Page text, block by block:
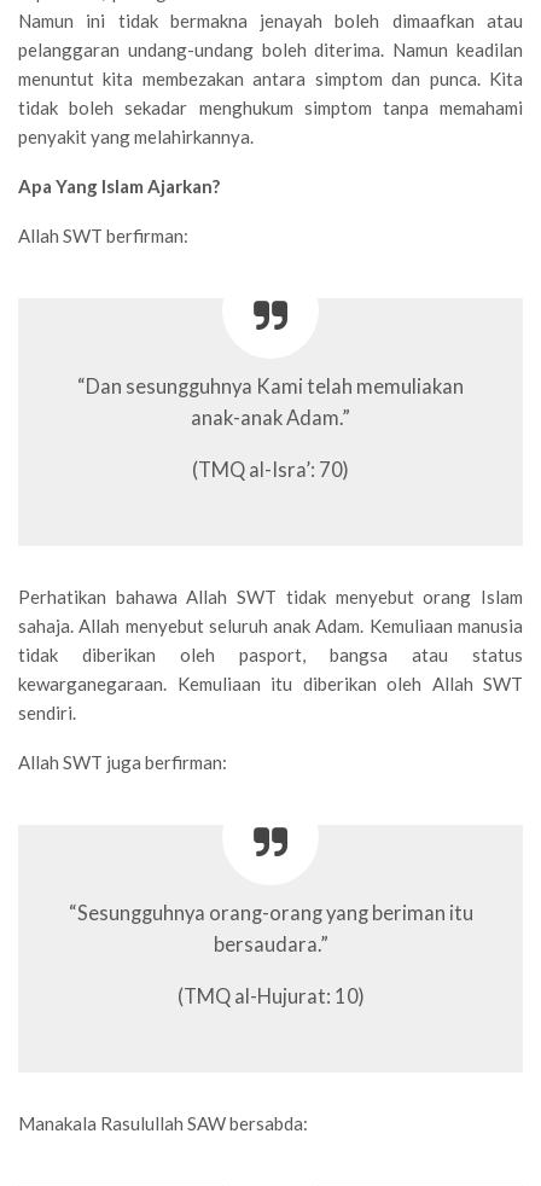
Namun ini tidak bermakna jenayah boleh dimaafkan atau
pelanggaran undang-undang boleh diterima. Namun keadilan
menuntut kita membezakan antara simptom dan punca. Kita
tidak boleh sekadar menghukum simptom tanpa memahami
penyakit yang melahirkannya.
Apa Yang Islam Ajarkan?
Allah SWT berfirman:
“Dan sesungguhnya Kami telah memuliakan
anak-anak Adam.”
(TMQ al-Isra’: 70)
Perhatikan bahawa Allah SWT tidak menyebut orang Islam
sahaja. Allah menyebut seluruh anak Adam. Kemuliaan manusia
tidak diberikan oleh pasport, bangsa atau status
kewarganegaraan. Kemuliaan itu diberikan oleh Allah SWT
sendiri.
Allah SWT juga berfirman:
“Sesungguhnya orang-orang yang beriman itu
bersaudara.”
(TMQ al-Hujurat: 10)
Manakala Rasulullah SAW bersabda: